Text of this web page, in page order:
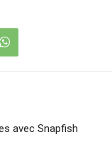
avec Snapfish